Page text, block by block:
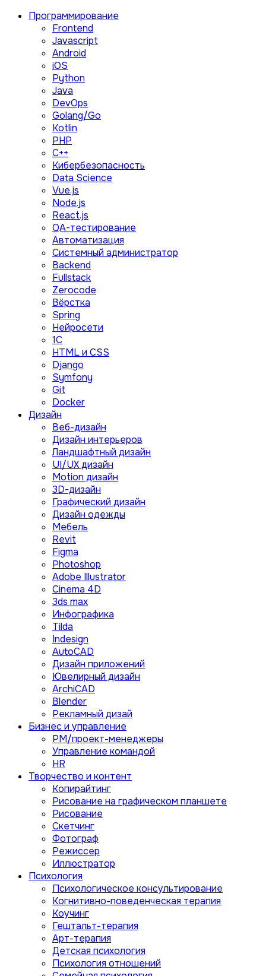
Программирование
Frontend
Javascript
Android
iOS
Python
Java
DevOps
Golang/Go
Kotlin
PHP
C++
Кибербезопасность
Data Science
Vue.js
Node.js
React.js
QA-тестирование
Автоматизация
Системный администратор
Backend
Fullstack
Zerocode
Вёрстка
Spring
Нейросети
1C
HTML и CSS
Django
Symfony
Git
Docker
Дизайн
Веб-дизайн
Дизайн интерьеров
Ландшафтный дизайн
UI/UX дизайн
Motion дизайн
3D-дизайн
Графический дизайн
Дизайн одежды
Мебель
Revit
Figma
Photoshop
Adobe Illustrator
Сinema 4D
3ds max
Инфографика
Tilda
Indesign
AutoCAD
Дизайн приложений
Ювелирный дизайн
ArchiCAD
Blender
Рекламный дизай
Бизнес и управление
PM/проект-менеджеры
Управление командой
HR
Творчество и контент
Копирайтинг
Рисование на графическом планшете
Рисование
Скетчинг
Фотограф
Режиссер
Иллюстратор
Психология
Психологическое консультирование
Когнитивно-поведенческая терапия
Коучинг
Гештальт-терапия
Арт-терапия
Детская психология
Психология отношений